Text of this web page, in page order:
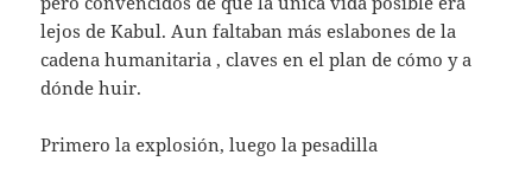
lejos de Kabul. Aun faltaban más eslabones de la
cadena humanitaria , claves en el plan de cómo y a
dónde huir.
Primero la explosión, luego la pesadilla